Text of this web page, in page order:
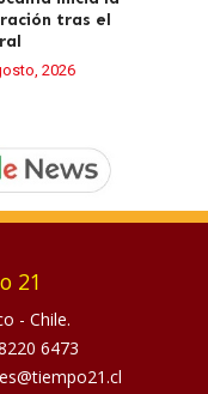
tras el
2026
21
- Chile.
6473